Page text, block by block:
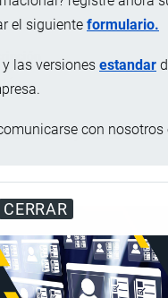
el siguiente formulario.
y las versiones estandar
con nosotros
CERRAR
niños mayores de 3 años.